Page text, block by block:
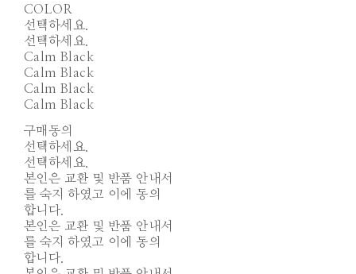
COLOR
선택하세요.
선택하세요.
Calm Black
Calm Black
Calm Black
Calm Black
구매동의
선택하세요.
선택하세요.
본인은 교환 및 반품 안내서
를 숙지 하였고 이에 동의
합니다.
본인은 교환 및 반품 안내서
를 숙지 하였고 이에 동의
합니다.